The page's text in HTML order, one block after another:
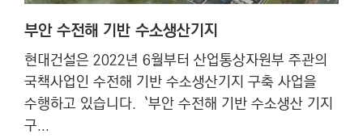
부안 수전해 기반 수소생산기지
현대건설은 2022년 6월부터 산업통상자원부 주관의
국책사업인 수전해 기반 수소생산기지 구축 사업을
수행하고 있습니다. `부안 수전해 기반 수소생산 기지
구...